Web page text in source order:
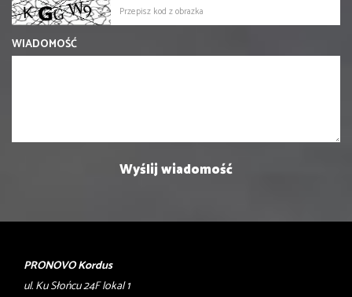
WIADOMOŚĆ
PRONOVO Kordus
ul. Ku Słońcu 24F lokal 1